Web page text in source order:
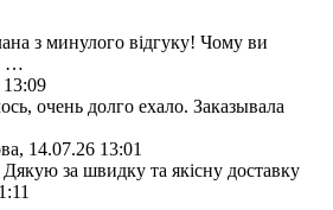
з минулого відгуку! Чому ви
…
13:09
очень долго ехало. Заказывала
, 14.07.26 13:01
за швидку та якісну доставку